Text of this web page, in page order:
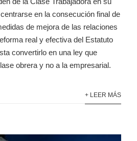
en la consecución final de
de mejora de las relaciones
real y efectiva del Estatuto
convertirlo en una ley que
obrera y no a la empresarial.
+ LEER MÁS